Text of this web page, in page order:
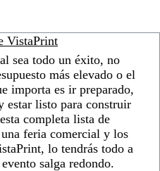
VistaPrint
sea todo un éxito, no
más elevado o el
importa es ir preparado,
estar listo para construir
completa lista de
una feria comercial y los
lo tendrás todo a
salga redondo.